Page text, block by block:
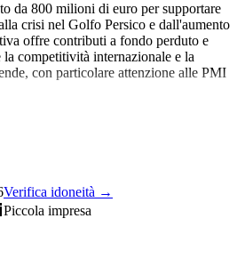
da 800 milioni di euro per supportare
crisi nel Golfo Persico e dall'aumento
offre contributi a fondo perduto e
competitività internazionale e la
con particolare attenzione alle PMI
Verifica idoneità →
Piccola impresa